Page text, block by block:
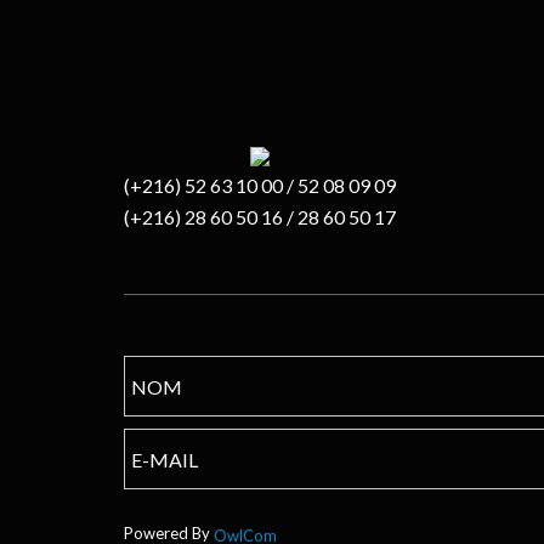
(+216) 52 63 10 00 / 52 08 09 09
(+216) 28 60 50 16 / 28 60 50 17
Powered ByOwlCom